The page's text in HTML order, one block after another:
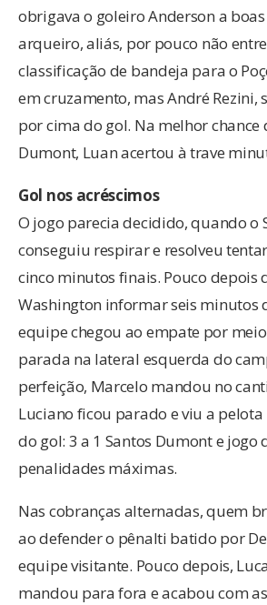
obrigava o goleiro Anderson a boas
arqueiro, aliás, por pouco não
classificação de bandeja para o
em cruzamento, mas André Rezini,
por cima do gol. Na melhor chance
Dumont, Luan acertou à trave
Gol nos acréscimos
O jogo parecia decidido, quando o
conseguiu respirar e resolveu
cinco minutos finais. Pouco depois
Washington informar seis minutos
equipe chegou ao empate por
parada na lateral esquerda do
perfeição, Marcelo mandou no
Luciano ficou parado e viu a
do gol: 3 a 1 Santos Dumont e jogo
penalidades máximas.
Nas cobranças alternadas, quem
ao defender o pênalti batido por
equipe visitante. Pouco depois,
mandou para fora e acabou com